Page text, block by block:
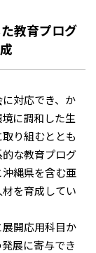
教育プログ
対応でき、か
に調和した生
り組むととも
な教育プログ
縄県を含む亜
を育成してい
開応用科目か
展に寄与でき